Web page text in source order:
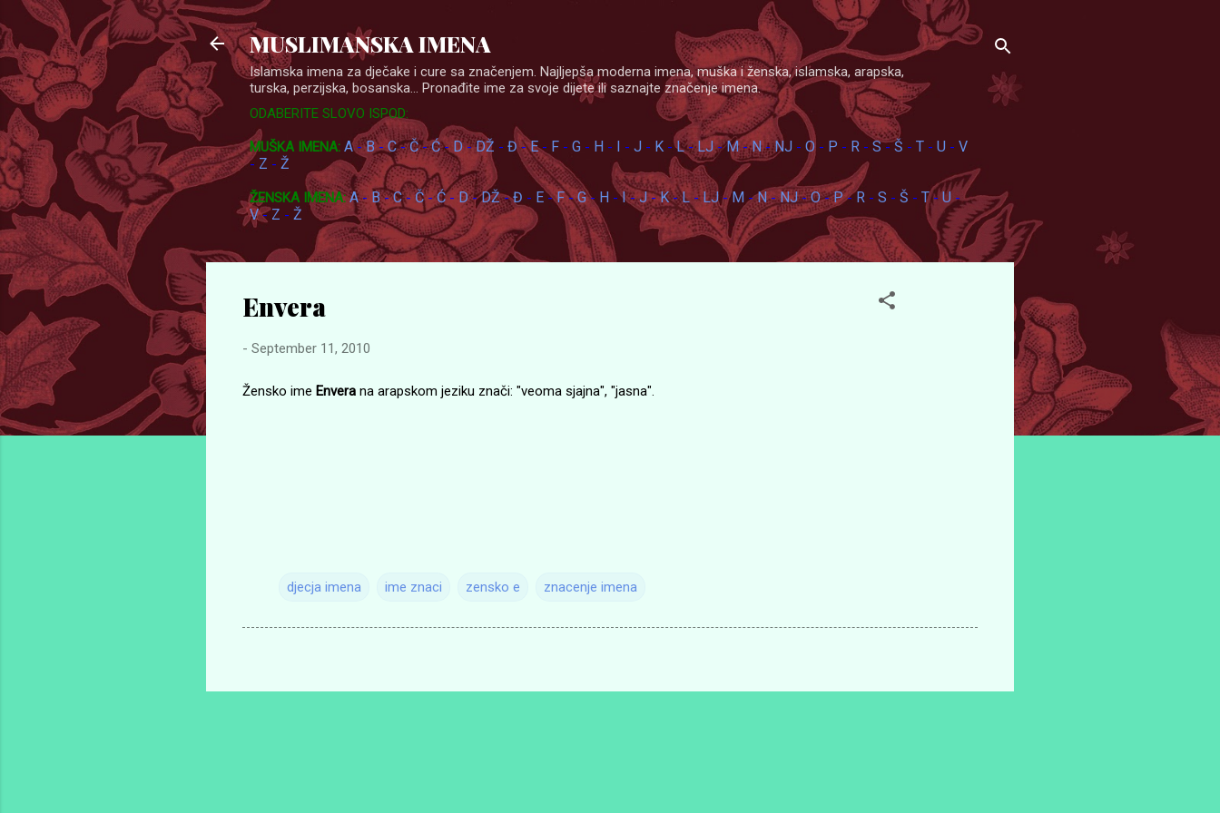
MUSLIMANSKA IMENA
Islamska imena za dječake i cure sa značenjem. Najljepša moderna imena, muška i ženska, islamska, arapska,
turska, perzijska, bosanska... Pronađite ime za svoje dijete ili saznajte značenje imena.
ODABERITE SLOVO ISPOD:
MUŠKA IMENA: A-B-C-Č-Ć- D-DŽ - Đ-E- F - G - H - I - J - K -L-LJ-M-N-NJ - O - P - R - S-Š - T - U - V
- Z - Ž
ŽENSKA IMENA: A- B-C-Č-Ć- D-DŽ-Đ - E-F-G- H -I-J-K-L -LJ-M-N-NJ-O-P-R - S - Š - T- U-
V-Z - Ž
Envera
- September 11, 2010
Žensko ime Envera na arapskom jeziku znači: "veoma sjajna", "jasna".
djecja imena ime znaci zensko e znacenje imena